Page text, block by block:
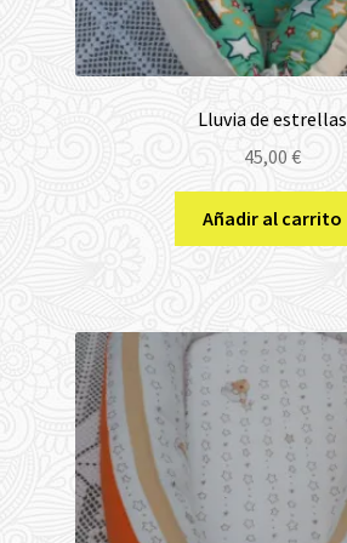
Lluvia de estrellas
45,00 €
Añadir al carrito